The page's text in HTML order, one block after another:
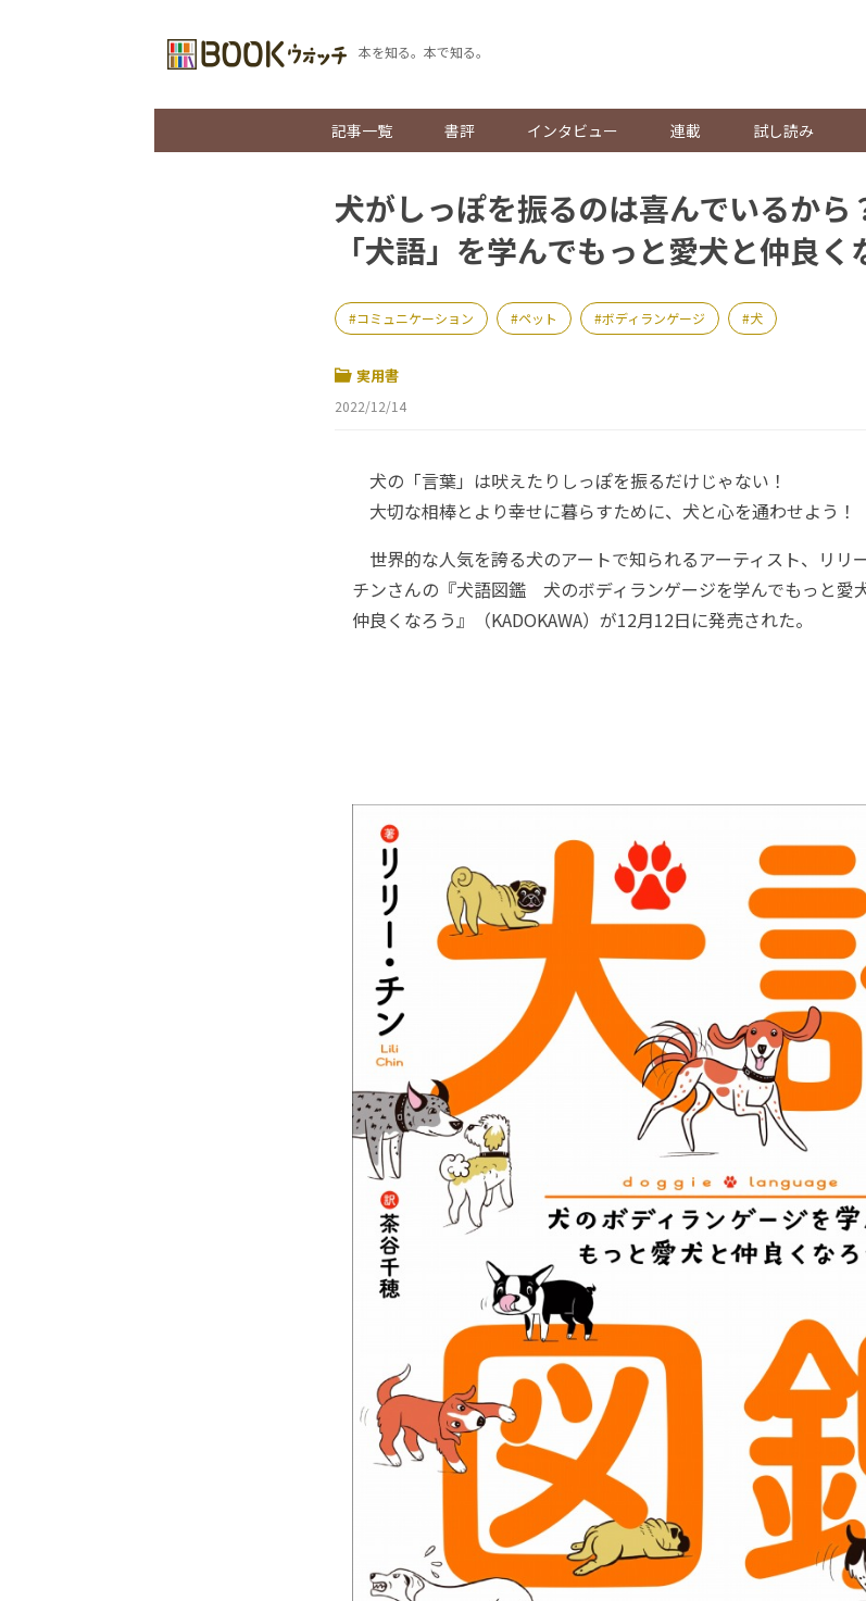
本を知る。本で知る。
記事一覧 書評 インタビュー 連載 試し読み
犬がしっぽを振るのは喜んでいるか
「犬語」を学んでもっと愛犬と仲良く
コミュニケーション ペット ボディランゲージ 犬
実用書
2022/12/14
犬の「言葉」は吠えたりしっぽを振るだけじゃない！
大切な相棒とより幸せに暮らすために、犬と心を通わせよう！
世界的な人気を誇る犬のアートで知られるアーティスト、リリ
チンさんの『犬語図鑑 犬のボディランゲージを学んでもっと愛
仲良くなろう』（KADOKAWA）が12月12日に発売された。